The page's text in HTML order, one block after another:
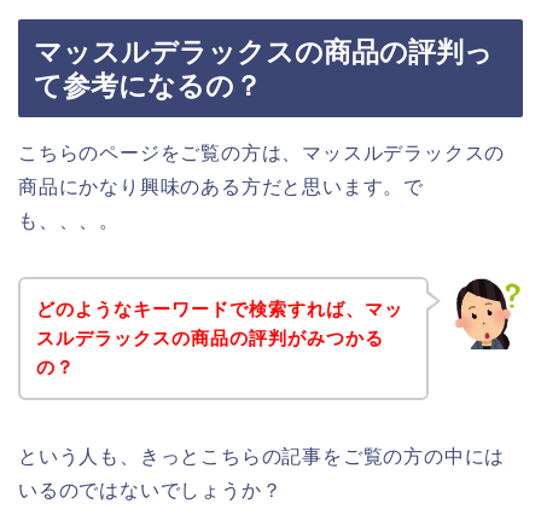
マッスルデラックスの商品の評判っ
て参考になるの？
こちらのページをご覧の方は、マッスルデラックスの
商品にかなり興味のある方だと思います。で
も、、、。
どのようなキーワードで検索すれば、マッ
スルデラックスの商品の評判がみつかる
の？
という人も、きっとこちらの記事をご覧の方の中には
いるのではないでしょうか？